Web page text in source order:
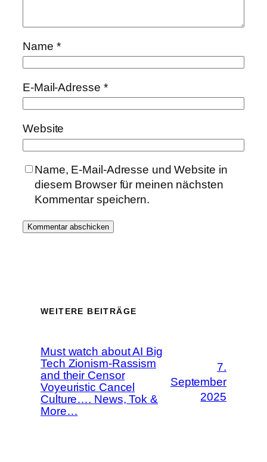
Name *
E-Mail-Adresse *
Website
Name, E-Mail-Adresse und Website in
diesem Browser für meinen nächsten
Kommentar speichern.
WEITERE BEITRÄGE
Must watch about AI Big
Tech Zionism-Rassism
and their Censor
Voyeuristic Cancel
Culture…. News, Tok &
More…
7.
September
2025